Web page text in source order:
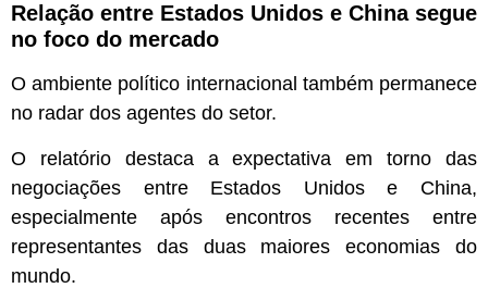
Relação entre Estados Unidos e China segue
no foco do mercado
O ambiente político internacional também permanece
no radar dos agentes do setor.
O relatório destaca a expectativa em torno das
negociações entre Estados Unidos e China,
especialmente após encontros recentes entre
representantes das duas maiores economias do
mundo.